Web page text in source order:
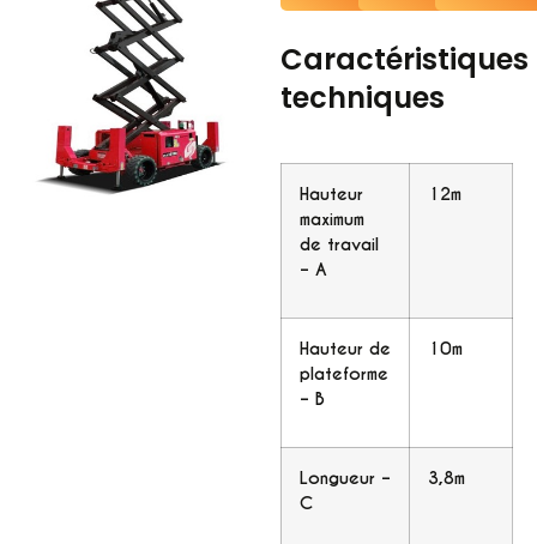
Caractéristiques
techniques
Hauteur
maximum
de travail
– A
12m
Hauteur de
plateforme
– B
10m
Longueur –
C
3,8m